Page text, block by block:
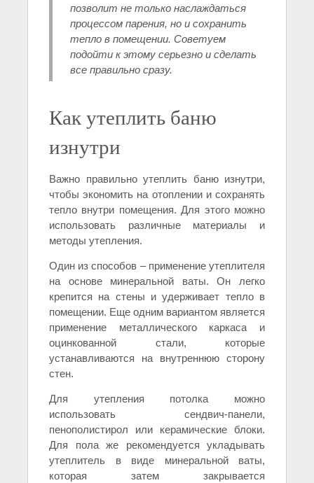
позволит не только наслаждаться
процессом парения, но и сохранить
тепло в помещении. Советуем
подойти к этому серьезно и сделать
все правильно сразу.
Как утеплить баню
изнутри
Важно правильно утеплить баню изнутри,
чтобы экономить на отоплении и сохранять
тепло внутри помещения. Для этого можно
использовать различные материалы и
методы утепления.
Один из способов – применение утеплителя
на основе минеральной ваты. Он легко
крепится на стены и удерживает тепло в
помещении. Еще одним вариантом является
применение металлического каркаса и
оцинкованной стали, которые
устанавливаются на внутреннюю сторону
стен.
Для утепления потолка можно
использовать сендвич-панели,
пенополистирол или керамические блоки.
Для пола же рекомендуется укладывать
утеплитель в виде минеральной ваты,
которая затем закрывается